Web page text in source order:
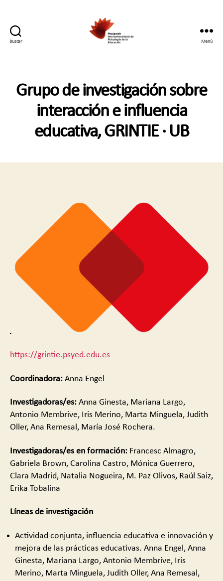
Buscar
Psicología
de
la
Educación
Menú
Grupo de investigación sobre
interacción e influencia
educativa, GRINTIE · UB
https://grintie.psyed.edu.es
Coordinadora: Anna Engel
Investigadoras/es: Anna Ginesta, Mariana Largo,
Antonio Membrive, Iris Merino, Marta Minguela, Judith
Oller, Ana Remesal, María José Rochera.
Investigadoras/es en formación: Francesc Almagro,
Gabriela Brown, Carolina Castro, Mónica Guerrero,
Clara Madrid, Natalia Nogueira, M. Paz Olivos, Raúl Saiz,
Erika Tobalina
Líneas de investigación
Actividad conjunta, influencia educativa e innovación y
mejora de las prácticas educativas. Anna Engel, Anna
Ginesta, Mariana Largo, Antonio Membrive, Iris
Merino, Marta Minguela, Judith Oller, Ana Remesal,